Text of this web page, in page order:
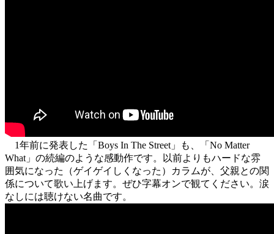
1年前に発表した「Boys In The Street」も、「No Matter
What」の続編のような感動作です。以前よりもハードな雰
囲気になった（ゲイゲイしくなった）カラムが、父親との関
係について歌い上げます。ぜひ字幕オンで観てください。涙
なしには聴けない名曲です。